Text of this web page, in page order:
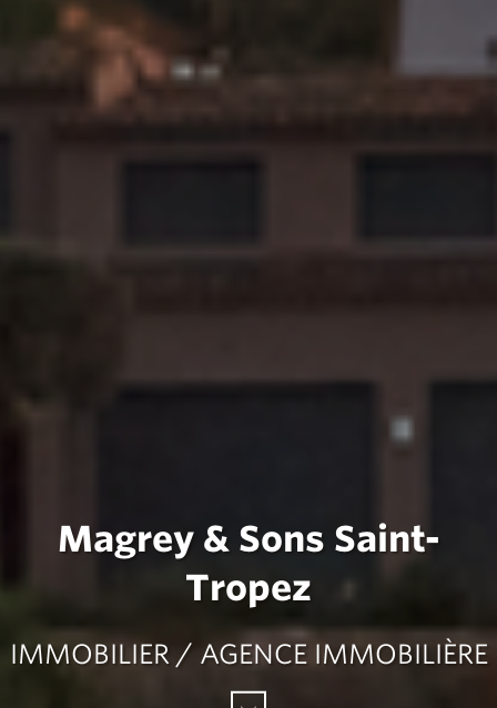
Magrey & Sons Saint-
Tropez
IMMOBILIER / AGENCE IMMOBILIÈRE